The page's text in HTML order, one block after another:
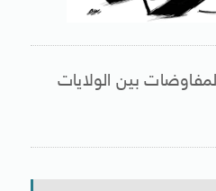
بين الولايات